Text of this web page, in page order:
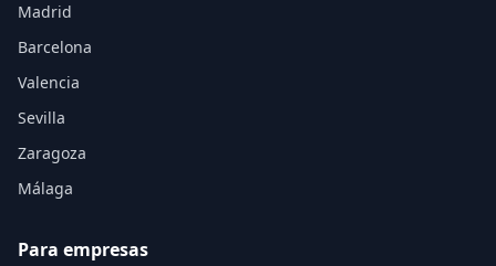
Madrid
Barcelona
Valencia
Sevilla
Zaragoza
Málaga
Para empresas